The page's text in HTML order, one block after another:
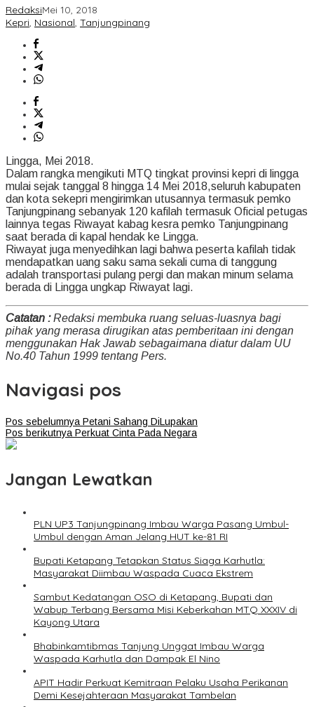
RedaksiMei 10, 2018
Kepri, Nasional, Tanjungpinang
Lingga, Mei 2018.
Dalam rangka mengikuti MTQ tingkat provinsi kepri di lingga
mulai sejak tanggal 8 hingga 14 Mei 2018,seluruh kabupaten
dan kota sekepri mengirimkan utusannya termasuk pemko
Tanjungpinang sebanyak 120 kafilah termasuk Oficial petugas
lainnya tegas Riwayat kabag kesra pemko Tanjungpinang
saat berada di kapal hendak ke Lingga.
Riwayat juga menyedihkan lagi bahwa peserta kafilah tidak
mendapatkan uang saku sama sekali cuma di tanggung
adalah transportasi pulang pergi dan makan minum selama
berada di Lingga ungkap Riwayat lagi.
Catatan :Redaksi membuka ruang seluas-luasnya bagi
pihak yang merasa dirugikan atas pemberitaan ini dengan
menggunakan Hak Jawab sebagaimana diatur dalam UU
No.40 Tahun 1999 tentang Pers.
Navigasi pos
Pos sebelumnyaPetani Sahang DiLupakan
Pos berikutnyaPerkuat Cinta Pada Negara
Jangan Lewatkan
PLN UP3 Tanjungpinang Imbau Warga Pasang Umbul-
Umbul dengan Aman Jelang HUT ke-81 RI
Bupati Ketapang Tetapkan Status Siaga Karhutla:
Masyarakat Diimbau Waspada Cuaca Ekstrem
Sambut Kedatangan OSO di Ketapang, Bupati dan
Wabup Terbang Bersama Misi Keberkahan MTQ XXXIV di
Kayong Utara
Bhabinkamtibmas Tanjung Unggat Imbau Warga
Waspada Karhutla dan Dampak El Nino
APIT Hadir Perkuat Kemitraan Pelaku Usaha Perikanan
Demi Kesejahteraan Masyarakat Tambelan